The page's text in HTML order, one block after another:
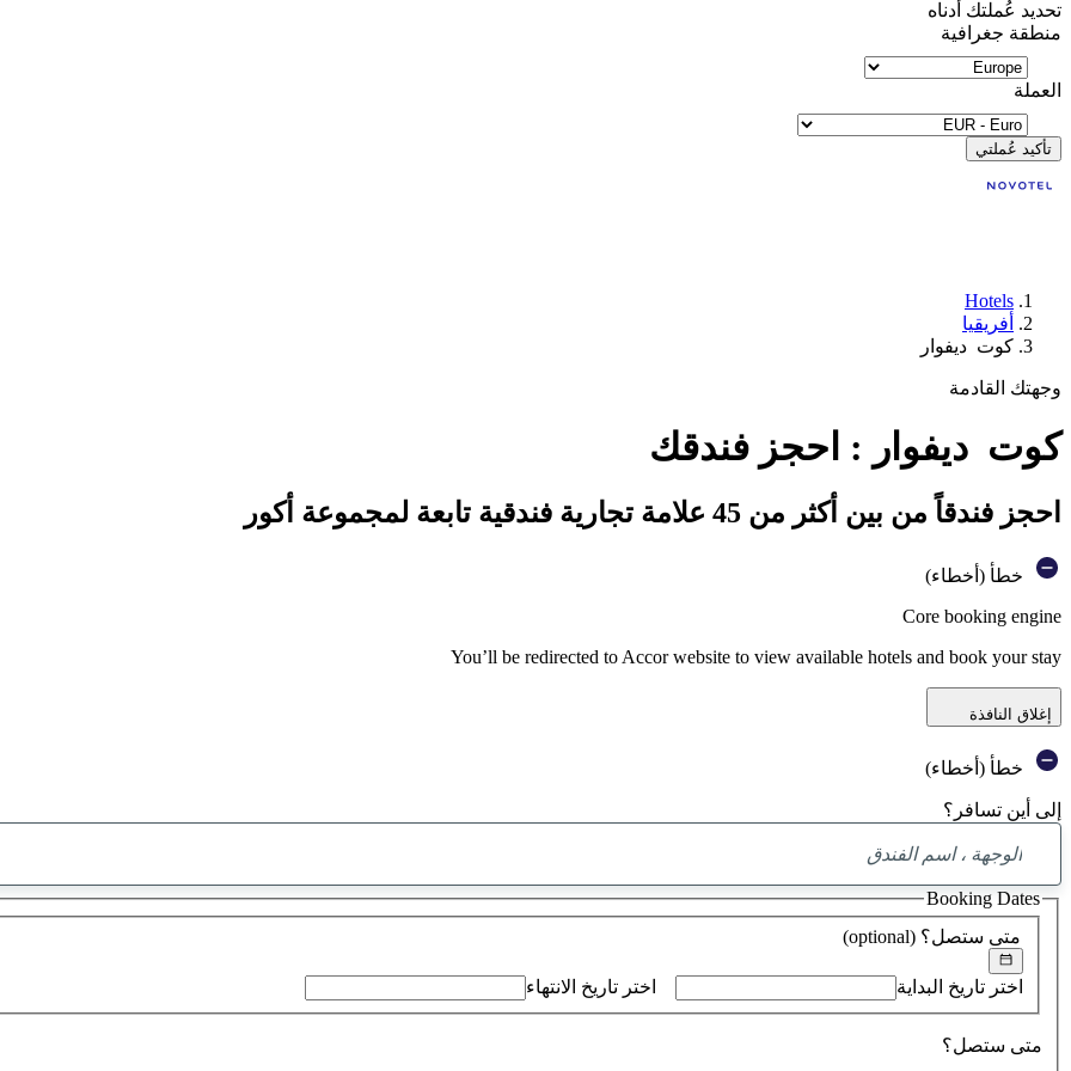
تحديد عُملتك أدناه
منطقة جغرافية
العملة
تأكيد عُملتي
Hotels
أفريقيا
كوت ديفوار
وجهتك القادمة
كوت ديفوار : احجز فندقك
احجز فندقاً من بين أكثر من 45 علامة تجارية فندقية تابعة لمجموعة أكور
خطأ (أخطاء)
Core booking engine
You’ll be redirected to Accor website to view available hotels and book your stay
إغلاق النافذة
خطأ (أخطاء)
إلى أين تسافر؟
العثور
على
اقتراح
متى ستصل؟ (optional)
اختر تاريخ البداية اختر تاريخ الانتهاء
متى ستصل؟
Booking Dates